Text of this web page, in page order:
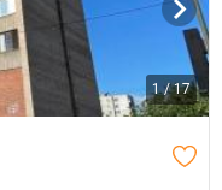
1 / 17